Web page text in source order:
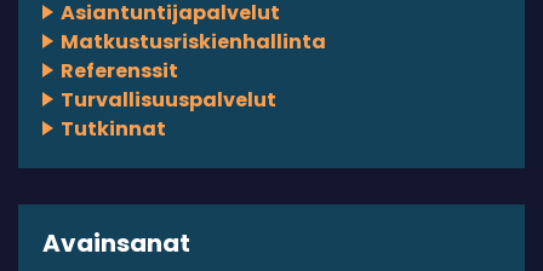
Asiantuntijapalvelut
Matkustusriskienhallinta
Referenssit
Turvallisuuspalvelut
Tutkinnat
Avainsanat